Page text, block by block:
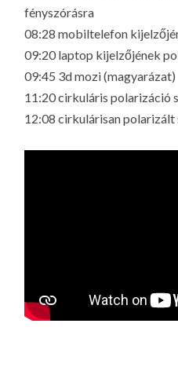
fényszórásra
08:28 mobiltelefon
09:20 laptop kijelzőjének
09:45 3d mozi (magyarázat)
11:20 cirkuláris polarizáció
12:08 cirkulárisan